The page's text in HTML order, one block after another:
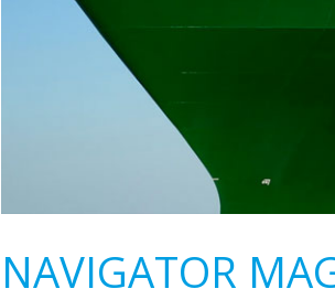
NAVIGATOR